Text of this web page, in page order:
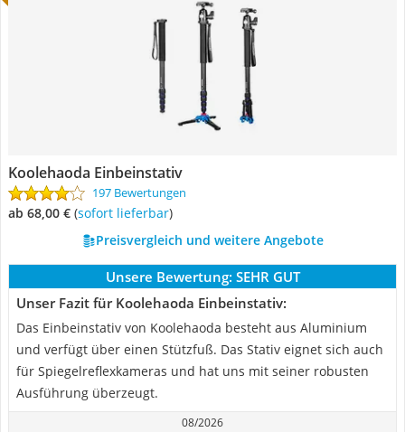
Koolehaoda Einbeinstativ
197 Bewertungen
ab 68,00 € ( Sofort lieferbar)
Preisvergleich und weitere Angebote
Unsere Bewertung: SEHR GUT
Unser Fazit für Koolehaoda Einbeinstativ:
Das Einbeinstativ von Koolehaoda besteht aus Aluminium
und verfügt über einen Stützfuß. Das Stativ eignet sich auch
für Spiegelreflexkameras und hat uns mit seiner robusten
Ausführung überzeugt.
08/2026